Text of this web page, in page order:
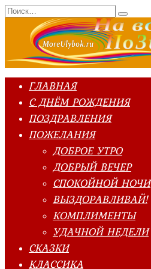
Перейти
к
содержанию
Search
for:
ГЛАВНАЯ
С ДНЁМ РОЖДЕНИЯ
ПОЗДРАВЛЕНИЯ
ПОЖЕЛАНИЯ
ДОБРОЕ УТРО
ДОБРЫЙ ВЕЧЕР
СПОКОЙНОЙ НОЧИ
ВЫЗДОРАВЛИВАЙ!
КОМПЛИМЕНТЫ
УДАЧНОЙ НЕДЕЛИ
СКАЗКИ
КЛАССИКА